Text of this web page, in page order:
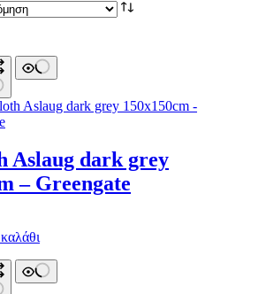
Aslaug dark grey
– Greengate